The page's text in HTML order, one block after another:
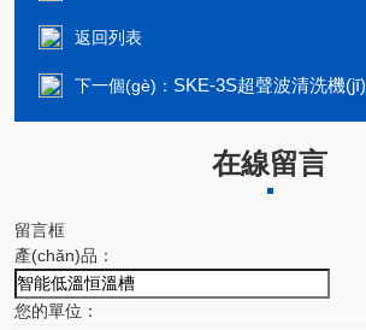
返回列表
下一個(gè)： SKE-3S超聲波清洗機(jī)
在線留言
留言框
產(chǎn)品：
您的單位：